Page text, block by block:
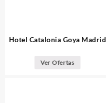
Hotel Catalonia Goya Madrid
Ver Ofertas